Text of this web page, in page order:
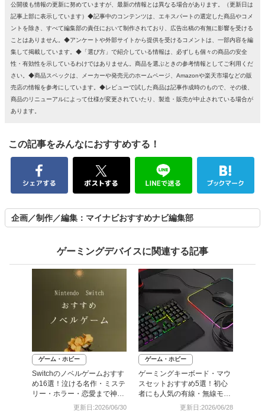
公開後も情報の更新に努めていますが、最新の情報とは異なる場合があります。（更新日は
記事上部に表示しています）◆記事中のコンテンツは、エキスパートの選定した商品やコメ
ントを除き、すべて編集部の責任において制作されており、広告出稿の有無に影響を受ける
ことはありません。◆アンケートや外部サイトから提供を受けるコメントは、一部内容を編
集して掲載しています。◆「選び方」で紹介している情報は、必ずしも個々の商品の安全
性・有効性を示しているわけではありません。商品を選ぶときの参考情報としてご利用くだ
さい。◆商品スペックは、メーカーや発売元のホームページ、Amazonや楽天市場などの販
売店の情報を参考にしています。◆レビューで試した商品は記事作成時のもので、その後、
商品のリニューアルによって仕様が変更されていたり、製造・販売が中止されている場合が
あります。
この記事をみんなにおすすめする！
企画／制作／編集：マイナビおすすめナビ編集部
ゲーミングデバイスに関連する記事
ゲーム・ホビー
Switchのノベルゲームおすす
め16選！泣ける名作・ミステ
リー・ホラー・恋愛まで神ゲ
更新日:2026/06/30
ゲーム・ホビー
ゲーミングキーボード・マウ
スセットおすすめ5選！初心
者にも人気の有線・無線モデ
更新日:2026/06/28